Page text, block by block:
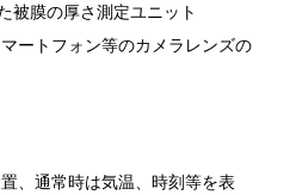
被膜の厚さ測定ユニット
ートフォン等のカメラレンズの
、通常時は気温、時刻等を表